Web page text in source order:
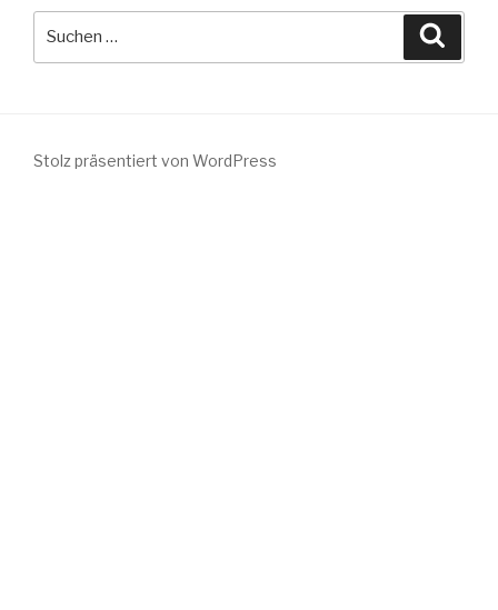
Stolz präsentiert von WordPress